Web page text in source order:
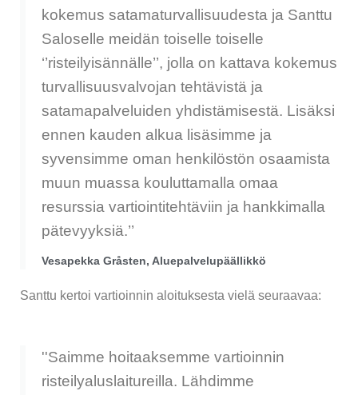
kokemus satamaturvallisuudesta ja Santtu
Saloselle meidän toiselle toiselle
‘’risteilyisännälle’’, jolla on kattava kokemus
turvallisuusvalvojan tehtävistä ja
satamapalveluiden yhdistämisestä. Lisäksi
ennen kauden alkua lisäsimme ja
syvensimme oman henkilöstön osaamista
muun muassa kouluttamalla omaa
resurssia vartiointitehtäviin ja hankkimalla
pätevyyksiä.’’
Vesapekka Gråsten, Aluepalvelupäällikkö
Santtu kertoi vartioinnin aloituksesta vielä seuraavaa:
''Saimme hoitaaksemme vartioinnin
risteilyaluslaitureilla. Lähdimme